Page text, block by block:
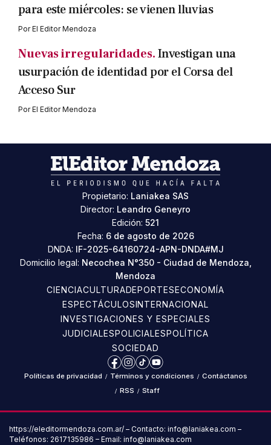
para este miércoles: se vienen lluvias
PorEl Editor Mendoza
Nuevas irregularidades.Investigan una
usurpación de identidad por el Corsa del
Acceso Sur
PorEl Editor Mendoza
Propietario: Laniakea SAS
Director: Leandro Geneyro
Edición: 521
Fecha: 6 de agosto de 2026
DNDA: IF-2025-64160724-APN-DNDA#MJ
Domicilio legal: Necochea N°350 - Ciudad de Mendoza,
Mendoza
CIENCIACULTURADEPORTESECONOMÍA
ESPECTÁCULOSINTERNACIONAL
INVESTIGACIONES Y ESPECIALES
JUDICIALESPOLICIALESPOLÍTICA
SOCIEDAD
Facebook
Instagram
TikTokYouTube
Políticas de privacidad / Términos y condiciones / Contáctanos
/ RSS / Staff
https://eleditormendoza.com.ar/ – Contacto: info@laniakea.com –
Teléfonos: 2617135986 – Email: info@laniakea.com